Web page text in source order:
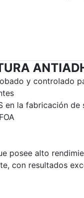
y controlado
en la fabricación
posee alto
con resultados